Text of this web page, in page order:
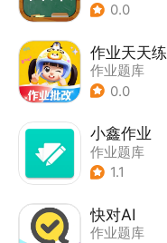
0.0
作业天天练
作业题库
0.0
小鑫作业
作业题库
1.1
快对AI
作业题库